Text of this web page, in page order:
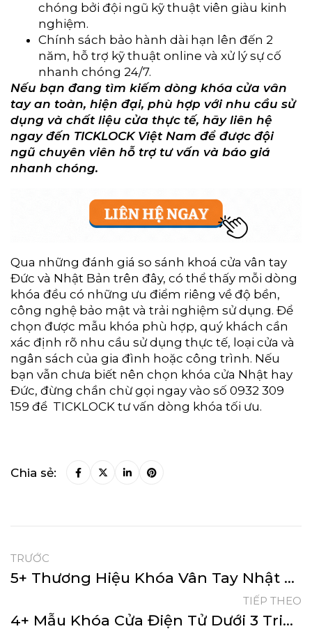
chóng bởi đội ngũ kỹ thuật viên giàu kinh
nghiệm.
Chính sách bảo hành dài hạn lên đến 2
năm, hỗ trợ kỹ thuật online và xử lý sự cố
nhanh chóng 24/7.
Nếu bạn đang tìm kiếm dòng khóa cửa vân
tay an toàn, hiện đại, phù hợp với nhu cầu sử
dụng và chất liệu cửa thực tế, hãy liên hệ
ngay đến TICKLOCK Việt Nam để được đội
ngũ chuyên viên hỗ trợ tư vấn và báo giá
nhanh chóng.
Qua những đánh giá so sánh khoá cửa vân tay
Đức và Nhật Bản trên đây, có thể thấy mỗi dòng
khóa đều có những ưu điểm riêng về độ bền,
công nghệ bảo mật và trải nghiệm sử dụng. Để
chọn được mẫu khóa phù hợp, quý khách cần
xác định rõ nhu cầu sử dụng thực tế, loại cửa và
ngân sách của gia đình hoặc công trình. Nếu
bạn vẫn chưa biết nên chọn khóa cửa Nhật hay
Đức, đừng chần chừ gọi ngay vào số 0932 309
159 để TICKLOCK tư vấn dòng khóa tối ưu.
Chia sẻ:
TRƯỚC
5+ Thương Hiệu Khóa Vân Tay Nhật Bản Đáng Mua Nhất 2026
TIẾP THEO
4+ Mẫu Khóa Cửa Điện Tử Dưới 3 Triệu Đáng Mua Nhất 2026